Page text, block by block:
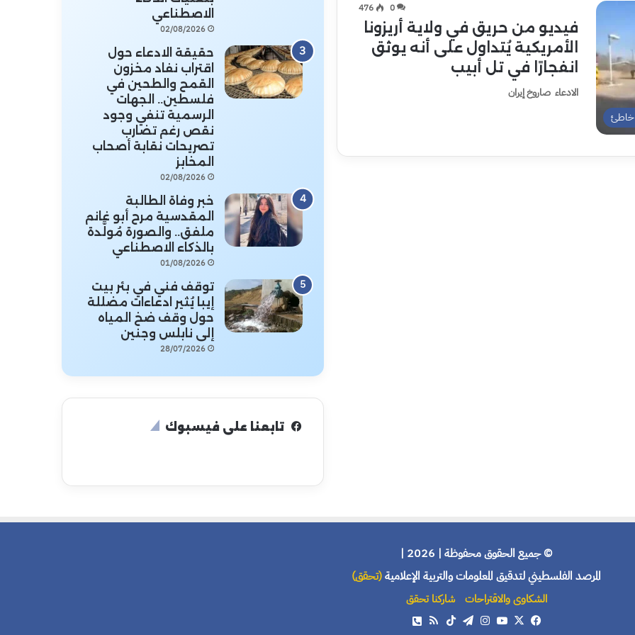
خاطئ
0
476
فيديو من حريق في ولاية أريزونا
الأمريكية يُتداول على أنه يوثق
انفجارًا في تل أبيب
الادعاء صاروخ إيران
الاصطناعي
02/08/2026
حقيقة الادعاء حول
اقتراب نفاد مخزون
القمح والطحين في
فلسطين.. الجهات
الرسمية تنفي وجود
نقص رغم تضارب
تصريحات نقابة أصحاب
المخابز
02/08/2026
خبر وفاة الطالبة
المقدسية مرح أبو غانم
ملفق.. والصورة مُولَّدة
بالذكاء الاصطناعي
01/08/2026
توقف فني في بئر بيت
إيبا يُثير ادعاءات مضللة
حول وقف ضخ المياه
إلى نابلس وجنين
28/07/2026
تابعنا على فيسبوك
© جميع الحقوق محفوظة | 2026 |
المرصد الفلسطيني لتدقيق المعلومات والتربية الإعلامية(تحقق)
الشكاوى والاقتراحات
شاركنا تحقق
فيسبوك
X يوتيوبانستقرامتيلقرام‫TikTokملخص